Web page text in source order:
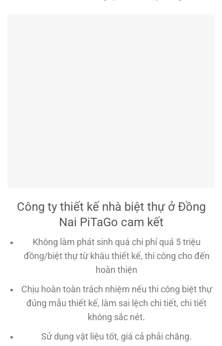
Công ty thiết kế nhà biệt thự ở Đồng
Nai PiTaGo cam kết
Không làm phát sinh quá chi phí quá 5 triệu
đồng/biệt thự từ khâu thiết kế, thi công cho đến
hoàn thiện
Chịu hoàn toàn trách nhiệm nếu thi công biệt thự
đúng mẫu thiết kế, làm sai lệch chi tiết, chi tiết
không sắc nét.
Sử dụng vật liệu tốt, giá cả phải chăng.